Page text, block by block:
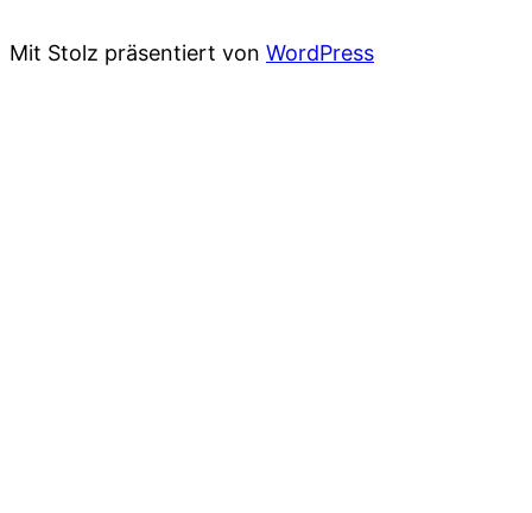
Mit Stolz präsentiert von WordPress